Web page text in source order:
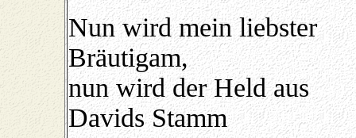
Nun wird mein liebster
Bräutigam,
nun wird der Held aus
Davids Stamm